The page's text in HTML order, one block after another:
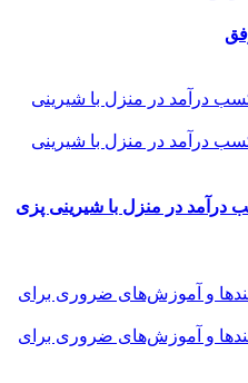
درآمد در منزل با شیرینی پزی